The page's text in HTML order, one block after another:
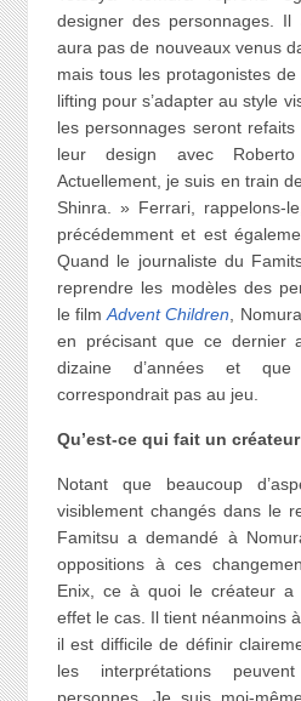
designer des personnages. Il
aura pas de nouveaux venus
mais tous les protagonistes
lifting pour s’adapter au style
les personnages seront
leur design avec Roberto
Actuellement, je suis en train
Shinra. » Ferrari, rappelons-
précédemment et est
Quand le journaliste du
reprendre les modèles des
le filmAdvent Children ,
en précisant que ce
dizaine d’années et
correspondrait pas au jeu.
Qu’est-ce qui fait un
Notant que beaucoup
visiblement changés dans le
Famitsu a demandé à
oppositions à ces
Enix, ce à quoi le créateur a
effet le cas. Il tient néanmoins
il est difficile de définir
les interprétations